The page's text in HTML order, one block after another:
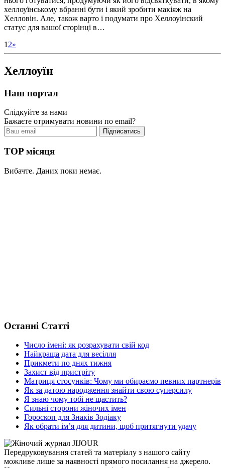
хеллоуїнському вбранні бути і який зробити макіяж на
Хелловін. Але, також варто і подумати про Хеллоуінский
статус для вашої сторінці в…
1 2»
Хеллоуїн
Наш портал
Слідкуйте за нами
Бажаєте отримувати новини по email?
TOP місяця
Вибачте. Даних поки немає.
Останні Статті
Число імені: як розрахувати свій код
Найкраща дата для весілля
Прикмети по днях тижня
Захист від пристріту
Матриця стосунків: Чому ми обираємо певних партнерів
Як за датою народження знайти свою суперсилу
Я знаю чому тобі не щастить?
Сильні сторони жіночих імен
Гороскоп для Знаків Зодіаку
Як обрати ім’я для дитини, щоб притягнути удачу
Передруковування статей та матеріалу з нашого сайту
можливе лише за наявності прямого посилання на джерело.